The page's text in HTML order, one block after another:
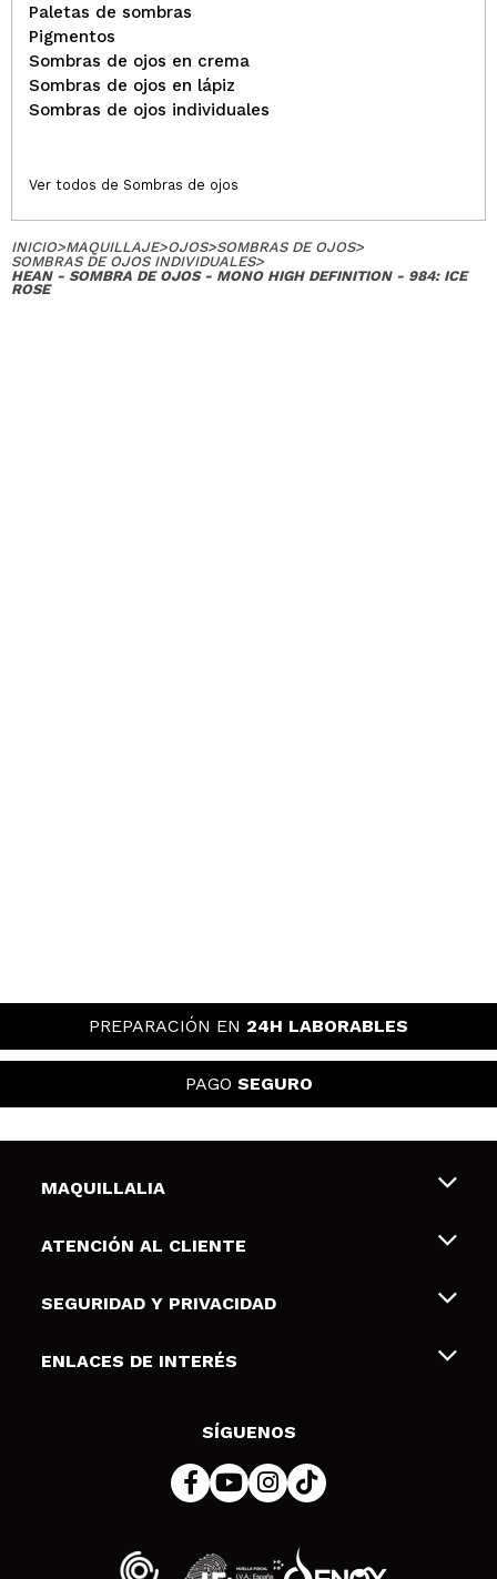
Paletas de sombras
Pigmentos
Sombras de ojos en crema
Sombras de ojos en lápiz
Sombras de ojos individuales
Ver todos de Sombras de ojos
INICIO>MAQUILLAJE>OJOS>SOMBRAS DE OJOS>
SOMBRAS DE OJOS INDIVIDUALES>
HEAN - SOMBRA DE OJOS - MONO HIGH DEFINITION - 984: ICE
ROSE
PREPARACIÓN EN 24H LABORABLES
PAGO SEGURO
MAQUILLALIA
Sobre nosotros
Tarjetas de Regalo
ATENCIÓN AL CLIENTE
Envíos y devoluciones
Formas de pago
SEGURIDAD Y PRIVACIDAD
Terminos y condiciones de uso
Política de cookies
ENLACES DE INTERÉS
SÍGUENOS